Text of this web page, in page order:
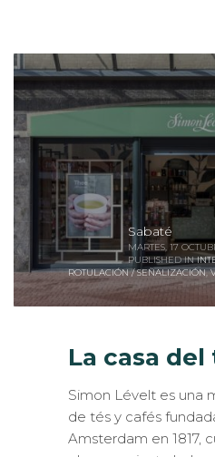
Sabaté
MARTES, 17
PUBLISHED IN
ROTULACIÓN / SEÑALIZACIÓN,
La casa del
de tés y cafés
Amsterdam en 1817,
el comerciante